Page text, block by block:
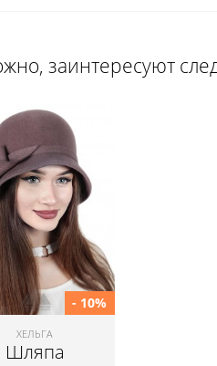
заинтересуют
ХЕЛЬГА
Шляпа
- 10%